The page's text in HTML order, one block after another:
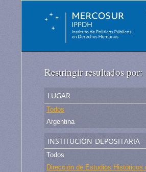
Restringir resultados por:
lugar
Todos
Argentina
institución depositaria
Todos